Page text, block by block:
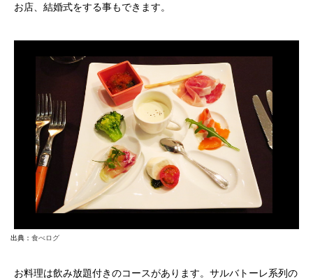
お店、結婚式をする事もできます。
出典： 食べログ
お料理は飲み放題付きのコースがあります。サルバトーレ系列の